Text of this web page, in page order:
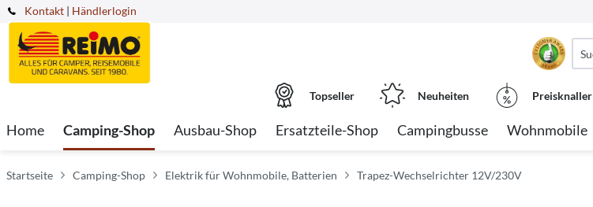
Kontakt | Händlerlogin
Topseller Neuheiten Preisknaller
Home Camping-Shop Ausbau-Shop Ersatzteile-Shop Campingbusse Wohnmobile
Startseite Camping-Shop Elektrik für Wohnmobile, Batterien Trapez-Wechselrichter 12V/230V